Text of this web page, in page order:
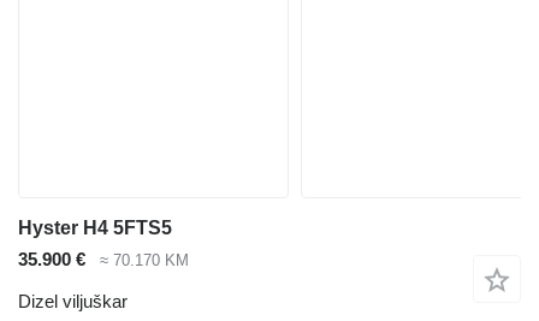
Hyster H4 5FTS5
35.900 €
≈ 70.170 KM
Dizel viljuškar